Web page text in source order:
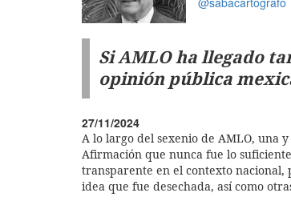
Si AMLO ha llegado
opinión pública
27/11/2024
A lo largo del sexenio de AMLO, una
Afirmación que nunca fue lo
transparente en el contexto nacional,
idea que fue desechada, así como